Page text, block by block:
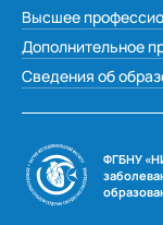
Высшее
Дополнительное
Сведения об
ФГБНУ